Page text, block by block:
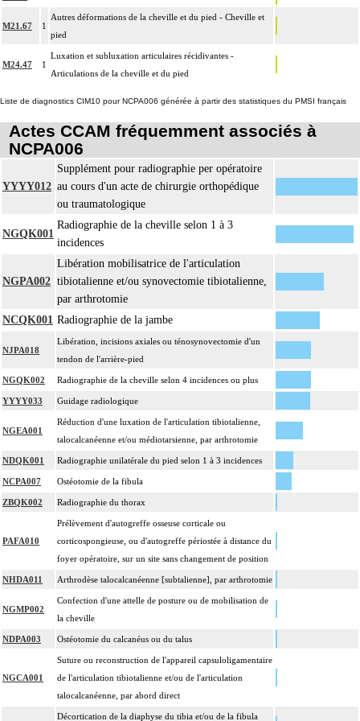
L'ostéotomie inclut l'ostéosynthèse et/ou la contention par appareillage
14
L'ostéosynthèse d'une fracture inclut sa réduction simultanée et sa contention
par appareillage externe.
La réduction orthopédique extemporanée d'une luxation inclut la contention
par confection d'un appareillage rigide externe, ou la stabilisation interne
Comprend : réduction orthopédique itérative de fracture, avec gypsotomie de
14
Tout acte thérapeutique, par arthrotomie inclut le nettoyage de l'articulation
traitée.
14
Tout acte thérapeutique, par arthroscopie inclut le nettoyage de l'articulation
14 Toute arthrotomie inclut l'arthroscopie peropératoire éventuelle.
M21.67 1
Autres déformations de la cheville et du pied - Cheville et
pied
M24.47 1
Luxation et subluxation articulaires récidivantes -
Articulations de la cheville et du pied
Liste de diagnostics CIM10 pour NCPA006 générée à partir des statistiques du PMSI français
Actes CCAM fréquemment associés à
NCPA006
YYYY012
Supplément pour radiographie per opératoire
au cours d'un acte de chirurgie orthopédique
ou traumatologique
NGQK001
Radiographie de la cheville selon 1 à 3
incidences
NGPA002
Libération mobilisatrice de l'articulation
tibiotalienne et/ou synovectomie tibiotalienne,
par arthrotomie
NCQK001 Radiographie de la jambe
NJPA018
Libération, incisions axiales ou ténosynovectomie d'un
tendon de l'arrière-pied
NGQK002 Radiographie de la cheville selon 4 incidences ou plus
YYYY033 Guidage radiologique
NGEA001
Réduction d'une luxation de l'articulation tibiotalienne,
talocalcanéenne et/ou médiotarsienne, par arthrotomie
NDQK001 Radiographie unilatérale du pied selon 1 à 3 incidences
NCPA007 Ostéotomie de la fibula
ZBQK002 Radiographie du thorax
PAFA010
Prélèvement d'autogreffe osseuse corticale ou
corticospongieuse, ou d'autogreffe périostée à distance du
foyer opératoire, sur un site sans changement de position
NHDA011 Arthrodèse talocalcanéenne [subtalienne], par arthrotomie
NGMP002
Confection d'une attelle de posture ou de mobilisation de
la cheville
NDPA003 Ostéotomie du calcanéus ou du talus
NGCA001
Suture ou reconstruction de l'appareil capsuloligamentaire
de l'articulation tibiotalienne et/ou de l'articulation
talocalcanéenne, par abord direct
Décortication de la diaphyse du tibia et/ou de la fibula